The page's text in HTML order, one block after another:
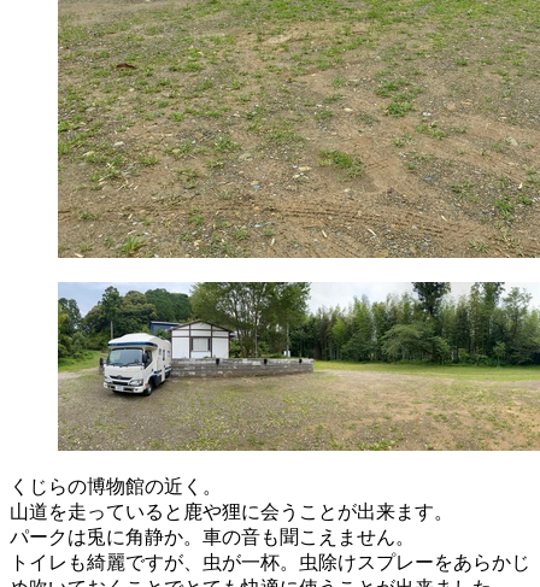
くじらの博物館の近く。
山道を走っていると鹿や狸に会うことが出来ます。
パークは兎に角静か。車の音も聞こえません。
トイレも綺麗ですが、虫が一杯。虫除けスプレーをあらかじ